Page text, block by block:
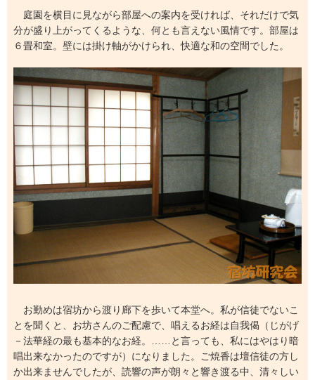
庭園を横目に見ながら部屋への案内を受ければ、それだけで気
分が盛り上がってくるような、何とも言えない風情です。部屋は
６畳和室。壁には掛け軸がかけられ、快適な和の空間でした。
お勤めは宿坊から渡り廊下を歩いて本堂へ。私が信徒でないこ
とを聞くと、お坊さんのご配慮で、唱えるお経は自我偈（じがげ
－法華経の最も基本的なお経。……と言っても、私にはやはり暗
唱出来なかったのですが）になりました。ご焼香は壇信徒の方し
か出来ませんでしたが、読響の声が朗々と響き渡る中、清々しい